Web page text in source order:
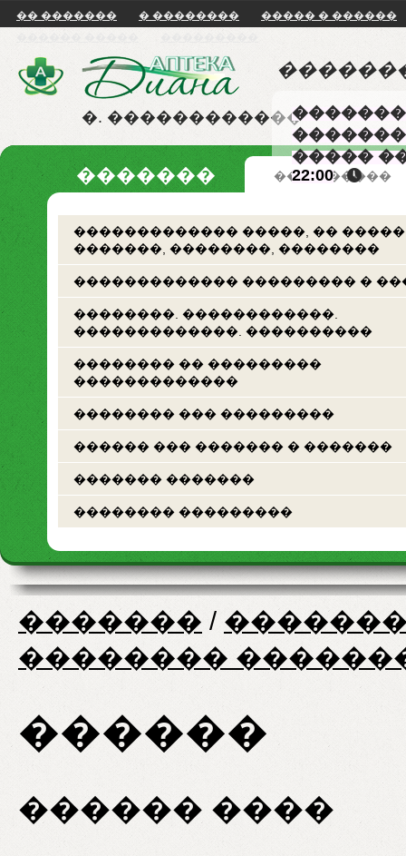
�� ������� � ��������
����� � ������
�. ������������
�����
22:00
������� �� �������
������������� �����, ��
�������, ��������, ��������
������������� ��������� �
��������. ������������.
�������������. ����������
�������� �� ���������
�������������
�������� ��� ���������
������ ��� ������� � �������
������� �������
�������� ���������
������� /
��������
������
������ ����